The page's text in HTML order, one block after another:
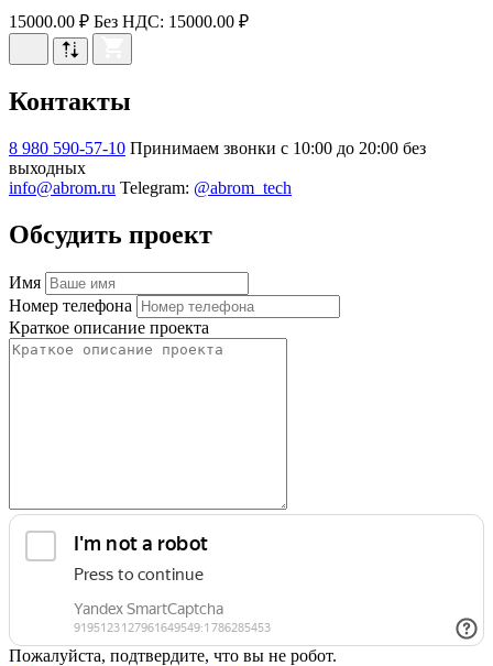
15000.00 ₽ Без НДС: 15000.00 ₽
Контакты
8 980 590-57-10 Принимаем звонки с 10:00 до 20:00 без
выходных
info@abrom.ru Telegram: @abrom_tech
Обсудить проект
Имя
Номер телефона
Краткое описание проекта
Пожалуйста, подтвердите, что вы не робот.